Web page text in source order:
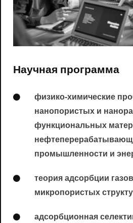
Научная программа
физико-химические
нанопористых и
функциональных
промышленности и
теория адсорбции
микропористых
адсорбционная